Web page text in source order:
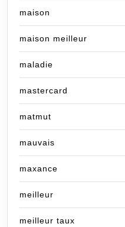
maison
maison meilleur
maladie
mastercard
matmut
mauvais
maxance
meilleur
meilleur taux